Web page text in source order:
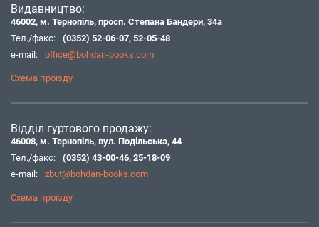
Видавництво:
46002, м. Тернопіль, просп. Степана Бандери, 34а
Тел./факс:
(0352) 52-06-07, 52-05-48
e-mail:
office@bohdan-books.com
Схема проїзду
Відділ гуртового продажу:
46008, м. Тернопіль, вул. Подільська, 44
Тел./факс:
(0352) 43-00-46, 25-18-09
e-mail:
zbut@bohdan-books.com
Схема проїзду